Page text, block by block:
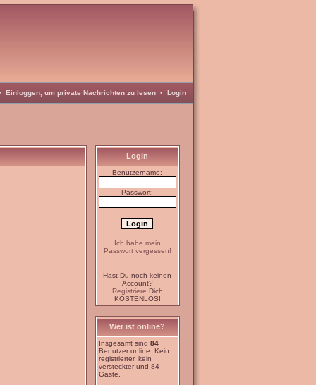
Einloggen, um private Nachrichten zu lesen• Login
Login
Benutzername:
Passwort:
Ich habe mein
Passwort vergessen!
Hast Du noch keinen
Account?
Registriere Dich
KOSTENLOS!
Wer ist online?
Insgesamt sind 84
Benutzer online: Kein
registrierter, kein
versteckter und 84
Gäste.